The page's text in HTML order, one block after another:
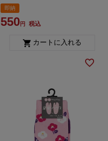
即納
550 税込
カートに入れる